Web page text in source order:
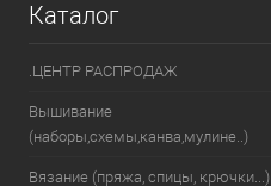
Каталог
.ЦЕНТР РАСПРОДАЖ
Вышивание
(наборы,схемы,канва,мулине..)
Вязание (пряжа, спицы, крючки...)